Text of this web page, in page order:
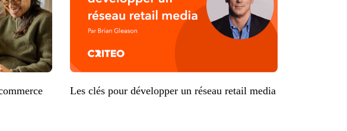
Les clés pour développer un réseau retail media